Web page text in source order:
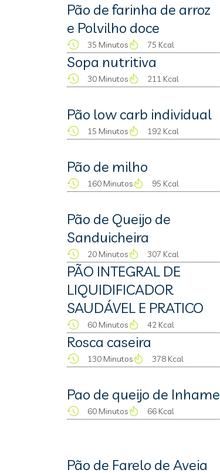
Pão de farinha de arroz
e Polvilho doce
35 Minutos 75 Kcal
Sopa nutritiva
30 Minutos 211 Kcal
Pão low carb individual
15 Minutos 192 Kcal
Pão de milho
160 Minutos 95 Kcal
Pão de Queijo de
Sanduicheira
20 Minutos 307 Kcal
PÃO INTEGRAL DE
LIQUIDIFICADOR
SAUDÁVEL E PRATICO
60 Minutos 42 Kcal
Rosca caseira
130 Minutos 378 Kcal
Pao de queijo de Inhame
60 Minutos 66 Kcal
Pão de Farelo de Aveia